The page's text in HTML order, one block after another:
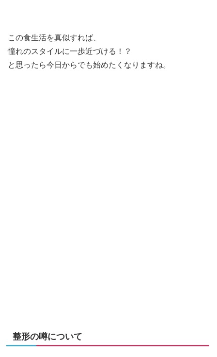
この食生活を真似すれば、
憧れのスタイルに一歩近づける！？
と思ったら今日からでも始めたくなりますね。
整形の噂について